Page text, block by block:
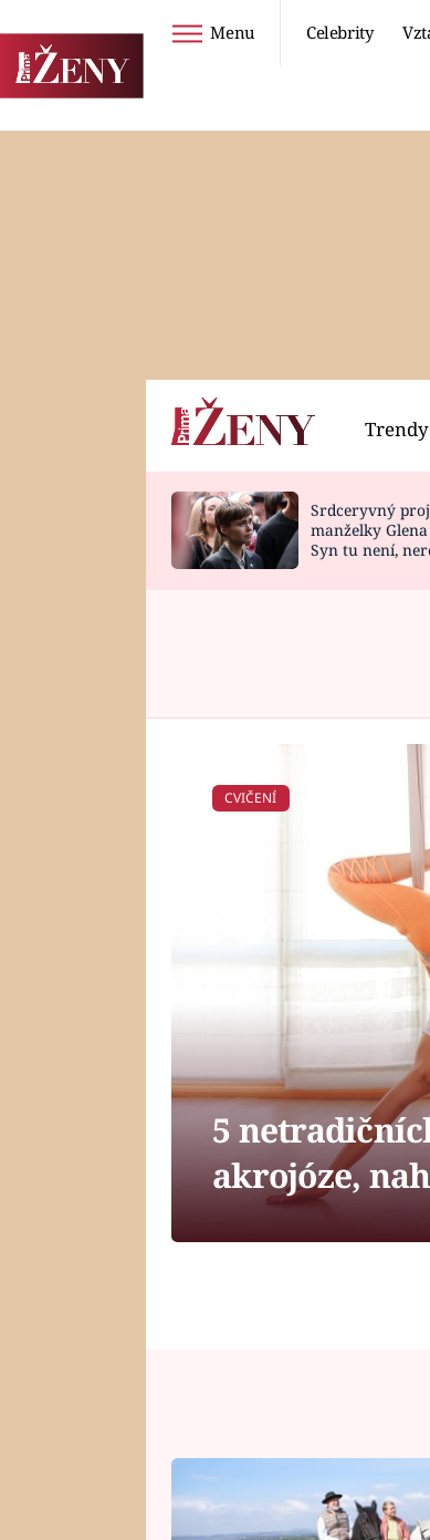
Menu Celebrity
Horoskopy
HOROSKOP NA
Video
VAŘENÍ
Srdceryvný
manželky
Syn tu není,
CVIČENÍ
5
akrojóze,